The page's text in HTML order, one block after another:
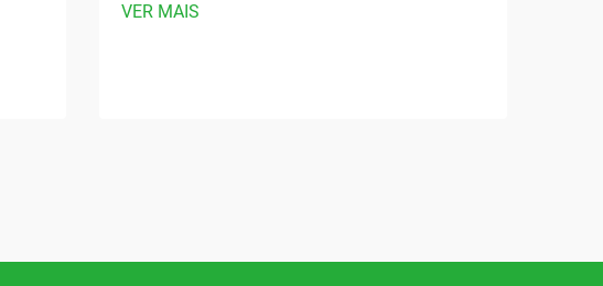
VER MAIS